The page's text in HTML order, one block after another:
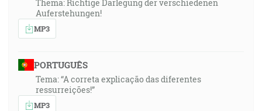
Thema: Richtige Darlegung der verschiedenen
Auferstehungen!
MP3
PORTUGUÊS
Tema: “A correta explicação das diferentes
ressurreições!”
MP3